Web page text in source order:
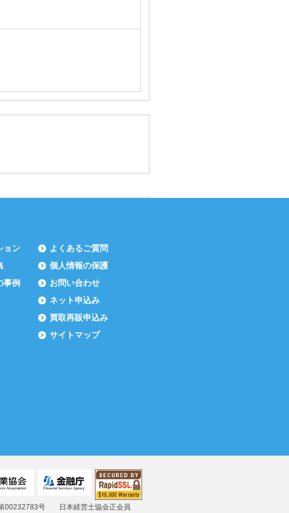
ョン
事例
よくあるご質問
個人情報の保護
お問い合わせ
ネット申込み
買取再販申込み
サイトマップ
00232783号 日本経営士協会正会員